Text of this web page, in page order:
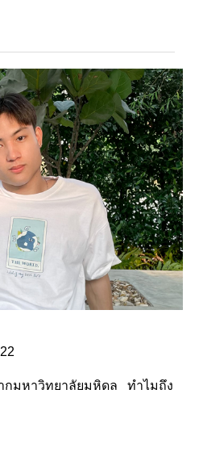
กมหาวิทยาลัยมหิดล ทำไมถึง